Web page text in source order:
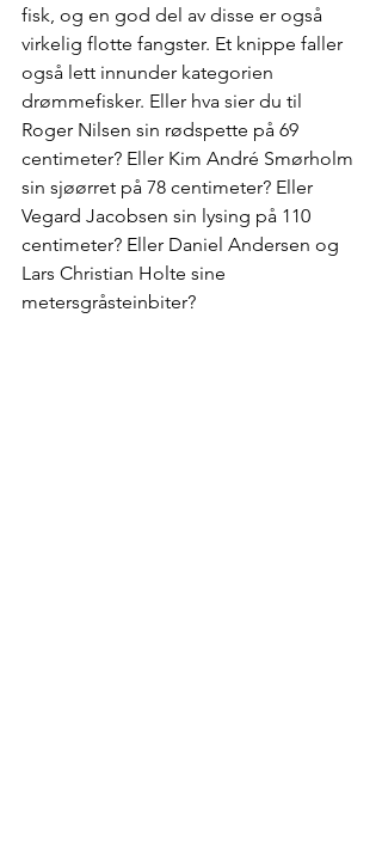
fisk, og en god del av disse er også
virkelig flotte fangster. Et knippe faller
også lett innunder kategorien
drømmefisker. Eller hva sier du til
Roger Nilsen sin rødspette på 69
centimeter? Eller Kim André Smørholm
sin sjøørret på 78 centimeter? Eller
Vegard Jacobsen sin lysing på 110
centimeter? Eller Daniel Andersen og
Lars Christian Holte sine
metersgråsteinbiter?